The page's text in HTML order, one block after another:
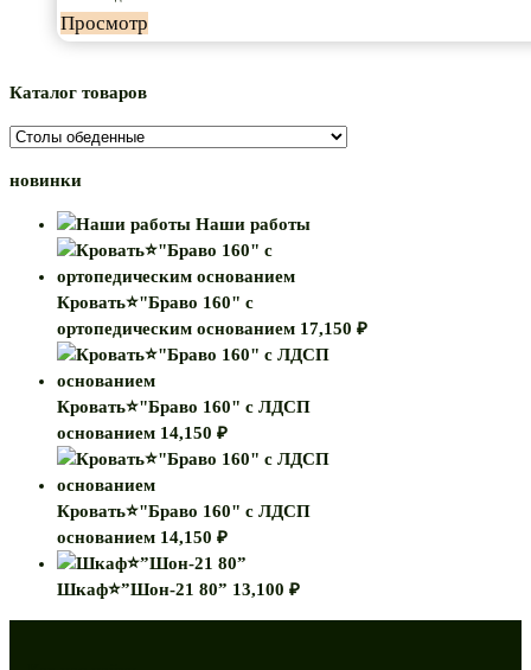
Просмотр
Каталог товаров
новинки
Наши работы
Кровать⭐"Браво 160" с
ортопедическим основанием 17,150 ₽
Кровать⭐"Браво 160" с ЛДСП
основанием 14,150 ₽
Кровать⭐"Браво 160" с ЛДСП
основанием 14,150 ₽
Шкаф⭐”Шон-21 80” 13,100 ₽